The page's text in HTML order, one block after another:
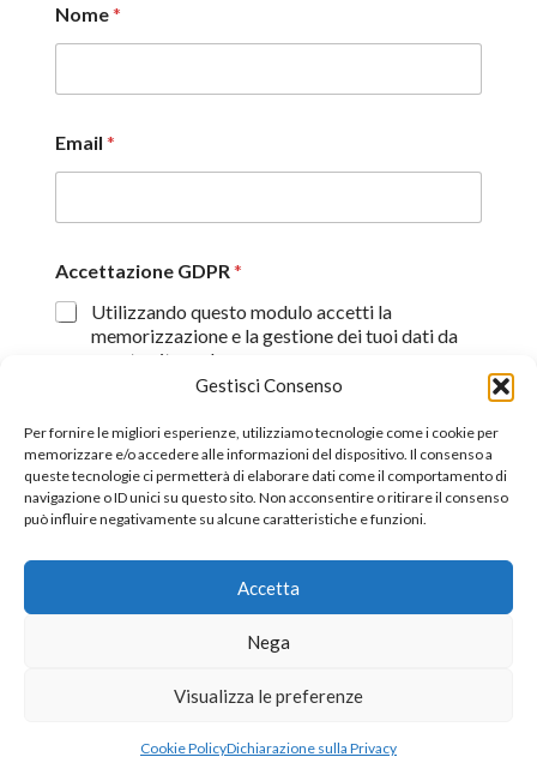
Gestisci Consenso
Per fornire le migliori esperienze, utilizziamo tecnologie come i cookie per
memorizzare e/o accedere alle informazioni del dispositivo. Il consenso a
queste tecnologie ci permetterà di elaborare dati come il comportamento di
navigazione o ID unici su questo sito. Non acconsentire o ritirare il consenso
può influire negativamente su alcune caratteristiche e funzioni.
Accetta
Nega
Visualizza le preferenze
Cookie PolicyDichiarazione sulla Privacy
Nome*
Email *
Accettazione GDPR *
Utilizzando questo modulo accetti la
memorizzazione e la gestione dei tuoi dati da
questo sito web.
Proseguendo, dichiaro di aver preso visione
Invia
©2026 All Rights Reserverd.
Nazionale dei Giornalisti tessera n° 170656